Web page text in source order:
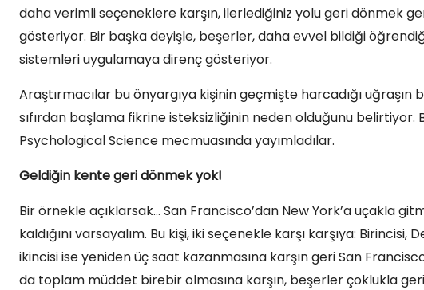
daha verimli seçeneklere karşın, ilerlediğiniz yolu geri dönmek
gösteriyor. Bir başka deyişle, beşerler, daha evvel bildiği
sistemleri uygulamaya direnç gösteriyor.
Araştırmacılar bu önyargıya kişinin geçmişte harcadığı
sıfırdan başlama fikrine isteksizliğinin neden olduğunu belirtiyor.
Psychological Science mecmuasında yayımladılar.
Geldiğin kente geri dönmek yok!
Bir örnekle açıklarsak… San Francisco’dan New York’a uçakla
kaldığını varsayalım. Bu kişi, iki seçenekle karşı karşıya:
ikincisi ise yeniden üç saat kazanmasına karşın geri San
da toplam müddet birebir olmasına karşın, beşerler çoklukla